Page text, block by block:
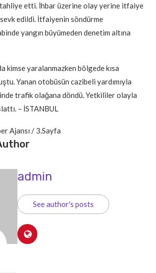
etti. İhbar üzerine olay yerine itfaiye
edildi. İtfaiyenin söndürme
yangın büyümeden denetim altına
kimse yaralanmazken bölgede kısa
Yanan otobüsün cazibeli yardımıyla
trafik olağana döndü. Yetkililer olayla
– İSTANBUL
Ajansı / 3.Sayfa
admin
See author's posts